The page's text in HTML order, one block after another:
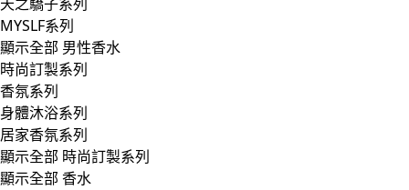
MYSLF系列
顯示全部 男性香水
時尚訂製系列
香氛系列
身體沐浴系列
居家香氛系列
顯示全部 時尚訂製系列
顯示全部 香水